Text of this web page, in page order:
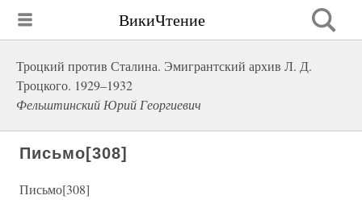
ВикиЧтение
Троцкий против Сталина. Эмигрантский архив Л. Д.
Троцкого. 1929–1932
Фельштинский Юрий Георгиевич
Письмо[308]
Письмо[308]